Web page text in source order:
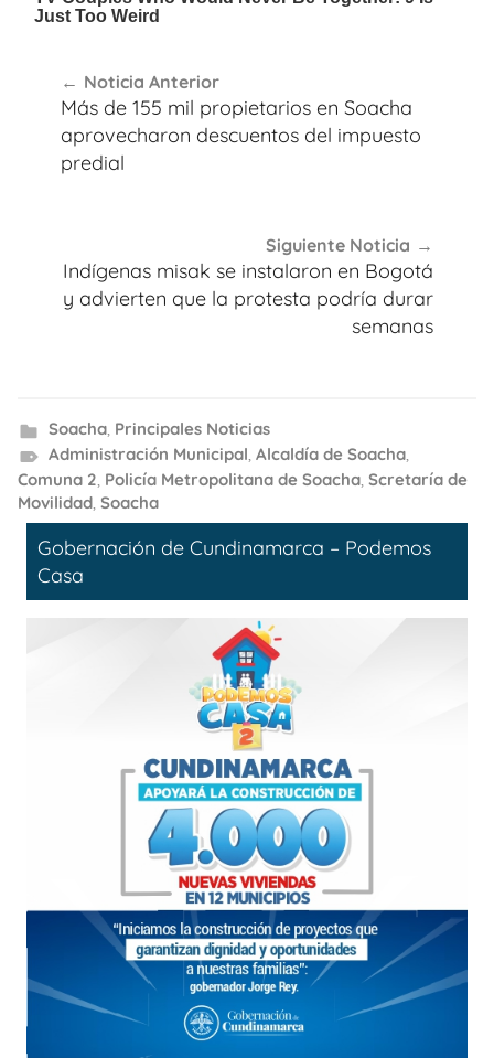
de
entradas
Noticia Anterior
Más de 155 mil propietarios en Soacha
aprovecharon descuentos del impuesto
predial
Siguiente Noticia
Indígenas misak se instalaron en Bogotá
y advierten que la protesta podría durar
semanas
Soacha, Principales Noticias
Administración Municipal, Alcaldía de Soacha,
Comuna 2, Policía Metropolitana de Soacha, Scretaría de
Movilidad, Soacha
Gobernación de Cundinamarca – Podemos
Casa